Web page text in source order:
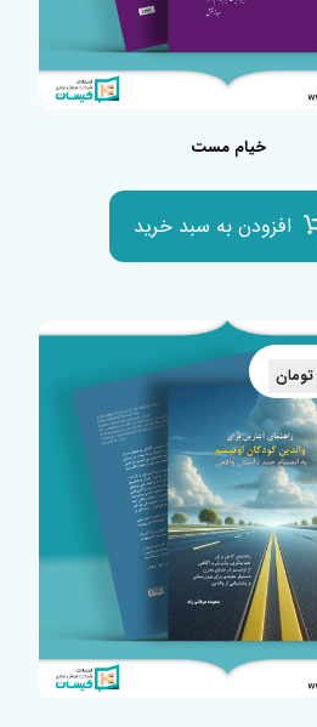
خیام مست
افزودن به سبد خرید
تومان